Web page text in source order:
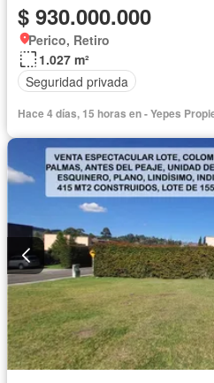
$ 930.000.000
Perico, Retiro
1.027 m²
Seguridad privada
Hace 4 días, 15 horas en - Yepes